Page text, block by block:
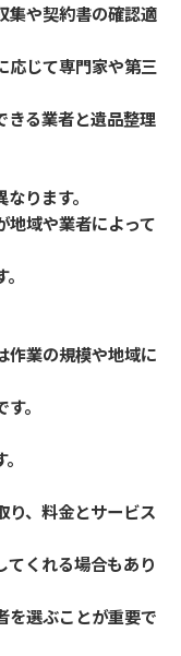
集や契約書の確認適
応じて専門家や第三
きる業者と遺品整理
ります。
地域や業者によって
作業の規模や地域に
。
り、料金とサービス
てくれる場合もあり
を選ぶことが重要で